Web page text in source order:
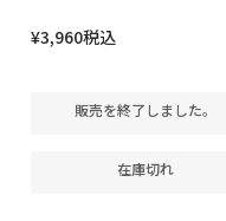
¥3,960税込
販売を終了しました。
在庫切れ